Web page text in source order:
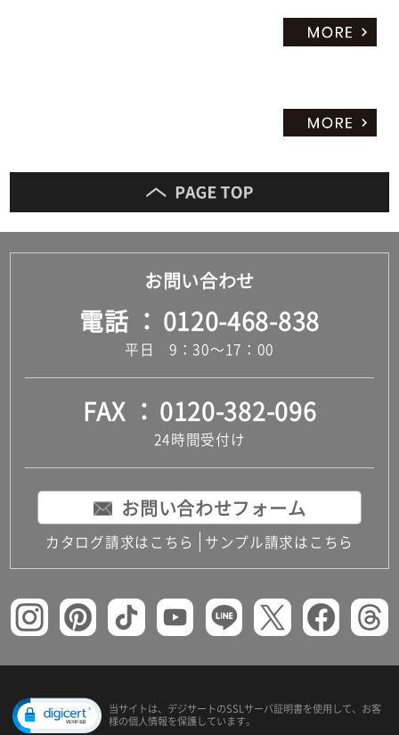
お問い合わせ
電話 0120-468-838
平日 9：30～17：00
FAX 0120-382-096
24時間受付け
お問い合わせフォーム
カタログ請求はこちら サンプル請求はこちら
当サイトは、デジサートのSSLサーバ証明書を使用して、 お客
様の個人情報を保護しています。